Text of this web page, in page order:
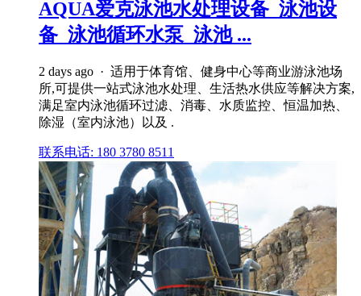
AQUA爱克泳池水处理设备_泳池设
备_泳池循环水泵_泳池 ...
2 days ago · 适用于体育馆、健身中心等商业游泳池场
所,可提供一站式泳池水处理、生活热水供应等解决方案,
满足室内泳池循环过滤、消毒、水质监控、恒温加热、
除湿（室内泳池）以及 .
联系电话: 180 3780 8511